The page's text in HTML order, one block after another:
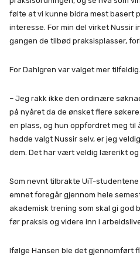
følte at vi kunne bidra mest basert
interesse. For min del virket Nussir
gangen de tilbød praksisplasser,
For Dahlgren var valget mer tilfeldig.
– Jeg rakk ikke den ordinære
på nyåret da de ønsket flere
en plass, og hun oppfordret meg til
hadde valgt Nussir selv, er jeg
dem. Det har vært veldig lærerikt og
Som nevnt tilbrakte UiT-
emnet foregår gjennom hele
akademisk trening som skal gi god
før praksis og videre inn i
Ifølge Hansen ble det gjennomført